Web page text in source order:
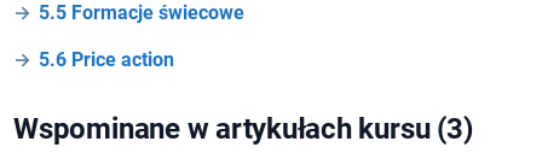
5.5 Formacje świecowe
5.6 Price action
Wspominane w artykułach kursu (3)